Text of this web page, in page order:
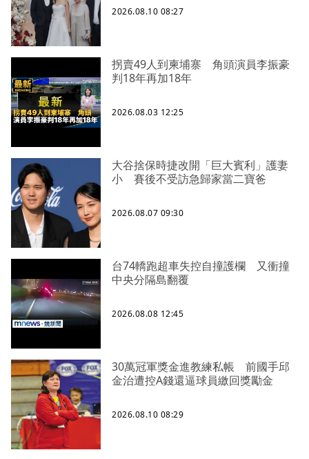
2026.08.10 08:27
拐賣49人到柬埔寨 角頭演員李振豪
判18年再加18年
2026.08.03 12:25
大谷捨保時捷改開「巨大賓利」護妻
小 賽後不受訪急歸家當二寶爸
2026.08.07 09:30
台74轎跑超車失控自撞護欄 又衝撞
中央分隔島翻覆
2026.08.08 12:45
30萬冠軍獎金進教練私帳 前國手邱
金治遭控A錢還逼球員繳回獎勵金
2026.08.10 08:29